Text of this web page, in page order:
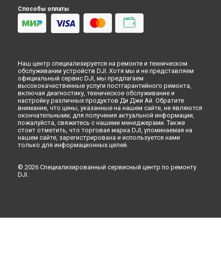
Способы оплаты
Наш центр специализируется на ремонте и техническом
обслуживании устройств DJI. Хотя мы и не представляем
официальный сервис DJI, мы предлагаем
высококачественные услуги постгарантийного ремонта,
включая диагностику, техническое обслуживание и
настройку различных продуктов Ди Джи Ай. Обратите
внимание, что цены, указанные на нашем сайте, не являются
окончательными; для получения актуальной информации,
пожалуйста, свяжитесь с нашими менеджерами. Также
стоит отметить, что торговая марка DJI, упоминаемая на
нашем сайте, зарегистрирована и используется нами
только для информационных целей.
© 2026 Специализированный сервисный центр по ремонту
DJI.